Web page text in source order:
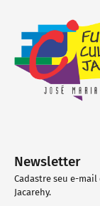
Newsletter
Cadastre seu e-
Jacarehy.